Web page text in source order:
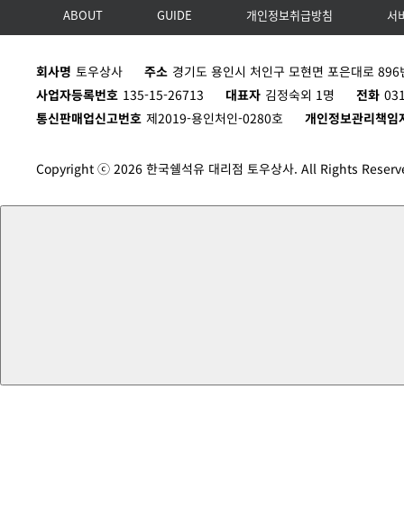
Rimula R4 L 10W-40(CK-4)_4*4L
C4X4L
ABOUT GUIDE 개인정보취급방침 서
회사명 토우상사 주소 경기도 용인시 처인구 모현면 포은대로
사업자등록번호 135-15-26713 대표자 김정숙외 1명 전화
통신판매업신고번호 제2019-용인처인-0280호 개인정보관리책임
Copyright ⓒ 2026 한국쉘석유 대리점 토우상사. All Rights